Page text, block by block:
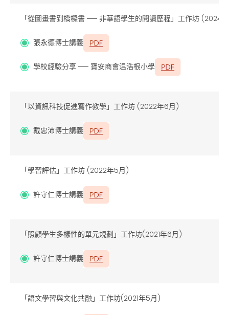
「從圖畫書到橋樑書 ── 非華語學生的閱讀歷程」工作坊 (2024
張永德博士講義
學校經驗分享 ── 寶安商會温浩根小學
「以資訊科技促進寫作教學」工作坊 (2022年6月)
戴忠沛博士講義
「學習評估」工作坊 (2022年5月)
許守仁博士講義
「照顧學生多樣性的單元規劃」工作坊(2021年6月)
許守仁博士講義
「語文學習與文化共融」工作坊(2021年5月)